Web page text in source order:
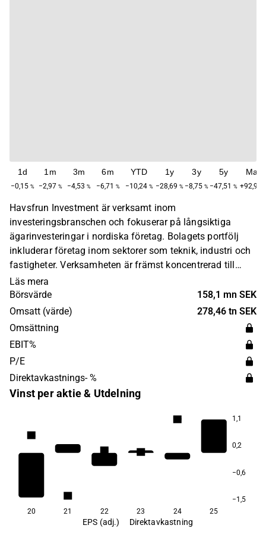
1d
−0,15 %
1m
−2,97 %
3m
−4,53 %
6m
−6,71 %
YTD
−10,24 %
1y
−28,69 %
3y
−8,75 %
5y
−47,51 %
Max
+92,97
Havsfrun Investment är verksamt inom
investeringsbranschen och fokuserar på långsiktiga
ägarinvesteringar i nordiska företag. Bolagets portfölj
inkluderar företag inom sektorer som teknik, industri och
fastigheter. Verksamheten är främst koncentrerad till
Sverige, med en huvudsaklig närvaro inom
Stockholmsregionen. Havsfrun Investment grundades
1987 och har sitt huvudkontor i Stockholm.
Läs mera
Börsvärde
158,1 mn SEK
Omsatt (värde)
278,46 tn SEK
Omsättning
EBIT%
P/E
Direktavkastnings- %
Vinst per aktie & Utdelning
1,1
0,2
−0,6
−1,5
7,4
6,8 6,7
7,9
20 21 22 23 24 25
EPS (adj.) Direktavkastning